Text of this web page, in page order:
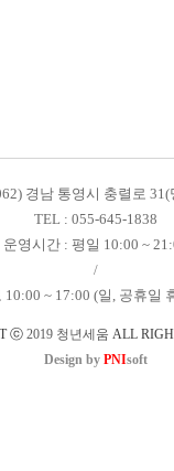
경남 통영시 충렬로 31(
TEL : 055-645-1838
운영시간 : 평일 10:00 ~
/
10:00 ~ 17:00 (일, 공휴일
ⓒ 2019 청년세움 ALL
Design by PNIsoft